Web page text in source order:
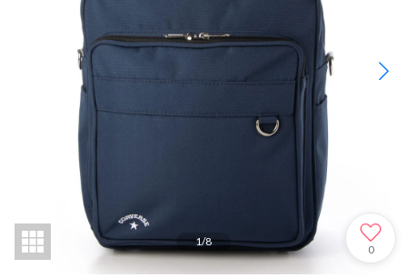
1/8
0